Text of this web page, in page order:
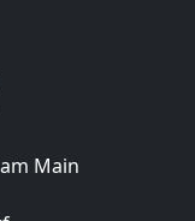
Main